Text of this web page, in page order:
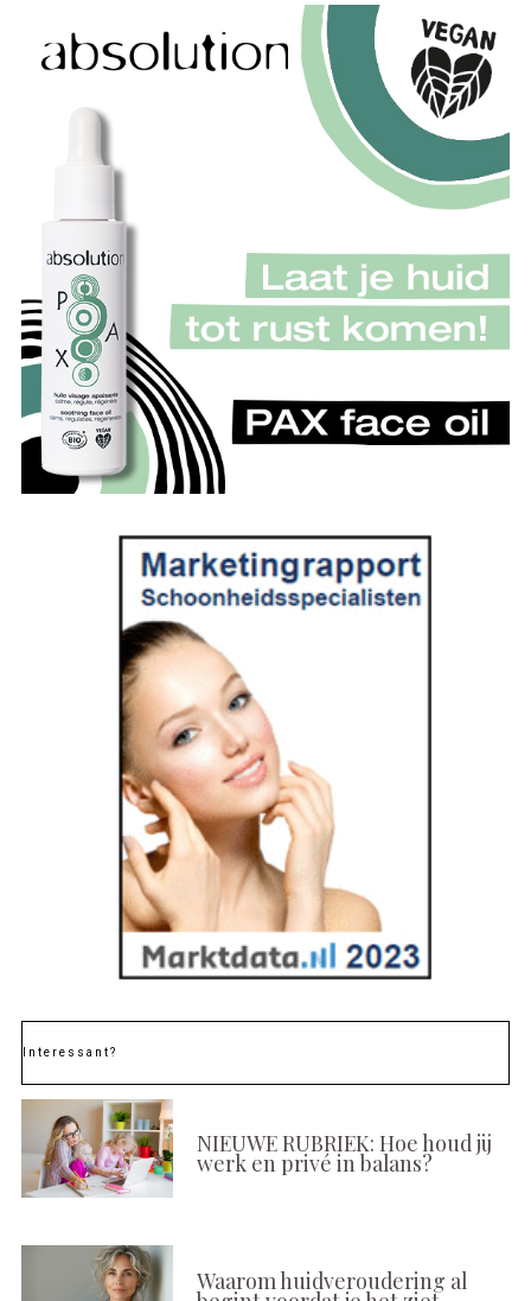
Interessant?
NIEUWE RUBRIEK: Hoe houd jij
werk en privé in balans?
Waarom huidveroudering al